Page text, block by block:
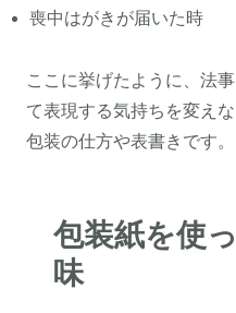
喪中はがきが届いた時
ここに挙げたように、法
て表現する気持ちを変え
包装の仕方や表書きです。
包装紙を使
味